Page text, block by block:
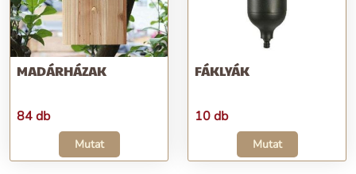
MADÁRHÁZAK
84 db
Mutat
FÁKLYÁK
10 db
Mutat